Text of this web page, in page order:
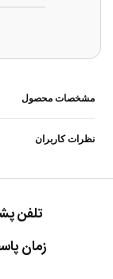
مشخصات محصول
نظرات کاربران
تلفن
زمان